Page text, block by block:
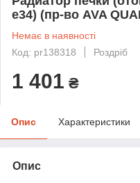
е34) (пр-во AVA
Немає в наявності
Код: pr138318
Роздріб
1 401 ₴
Опис Характеристики
Опис